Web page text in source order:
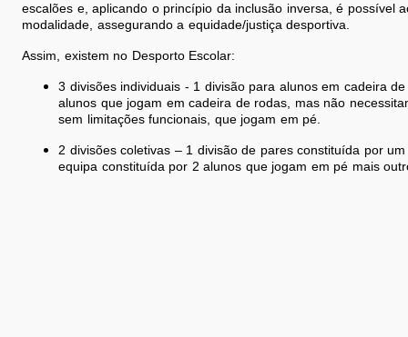
escalões e, aplicando o princípio da inclusão inversa, é possível
modalidade, assegurando a equidade/justiça desportiva.
Assim, existem no Desporto Escolar:
3 divisões individuais - 1 divisão para alunos em cadeira
alunos que jogam em cadeira de rodas, mas não
sem limitações funcionais, que jogam em pé.
2 divisões coletivas – 1 divisão de pares constituída por
equipa constituída por 2 alunos que jogam em pé mais